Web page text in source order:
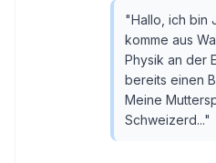
"Hallo, ich bin
komme aus
Physik an der
bereits einen
Meine
Schweizerd..."